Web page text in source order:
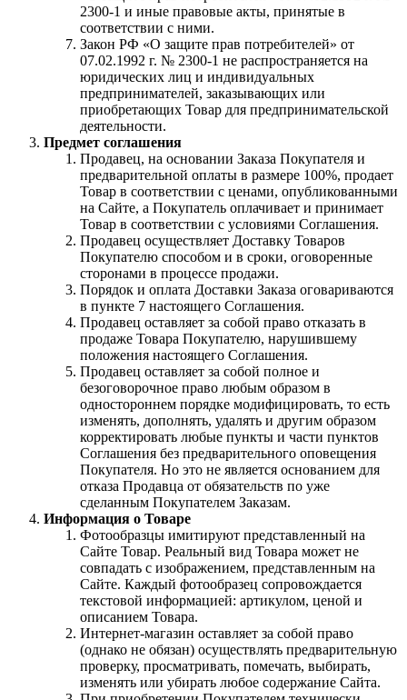
2300-1 и иные правовые акты, принятые в
соответствии с ними.
Закон РФ «О защите прав потребителей» от
07.02.1992 г. № 2300-1 не распространяется на
юридических лиц и индивидуальных
предпринимателей, заказывающих или
приобретающих Товар для предпринимательской
деятельности.
Предмет соглашения
Продавец, на основании Заказа Покупателя и
предварительной оплаты в размере 100%, продает
Товар в соответствии с ценами, опубликованными
на Сайте, а Покупатель оплачивает и принимает
Товар в соответствии с условиями Соглашения.
Продавец осуществляет Доставку Товаров
Покупателю способом и в сроки, оговоренные
сторонами в процессе продажи.
Порядок и оплата Доставки Заказа оговариваются
в пункте 7 настоящего Соглашения.
Продавец оставляет за собой право отказать в
продаже Товара Покупателю, нарушившему
положения настоящего Соглашения.
Продавец оставляет за собой полное и
безоговорочное право любым образом в
одностороннем порядке модифицировать, то есть
изменять, дополнять, удалять и другим образом
корректировать любые пункты и части пунктов
Соглашения без предварительного оповещения
Покупателя. Но это не является основанием для
отказа Продавца от обязательств по уже
сделанным Покупателем Заказам.
Информация о Товаре
Фотообразцы имитируют представленный на
Сайте Товар. Реальный вид Товара может не
совпадать с изображением, представленным на
Сайте. Каждый фотообразец сопровождается
текстовой информацией: артикулом, ценой и
описанием Товара.
Интернет-магазин оставляет за собой право
(однако не обязан) осуществлять предварительную
проверку, просматривать, помечать, выбирать,
изменять или убирать любое содержание Сайта.